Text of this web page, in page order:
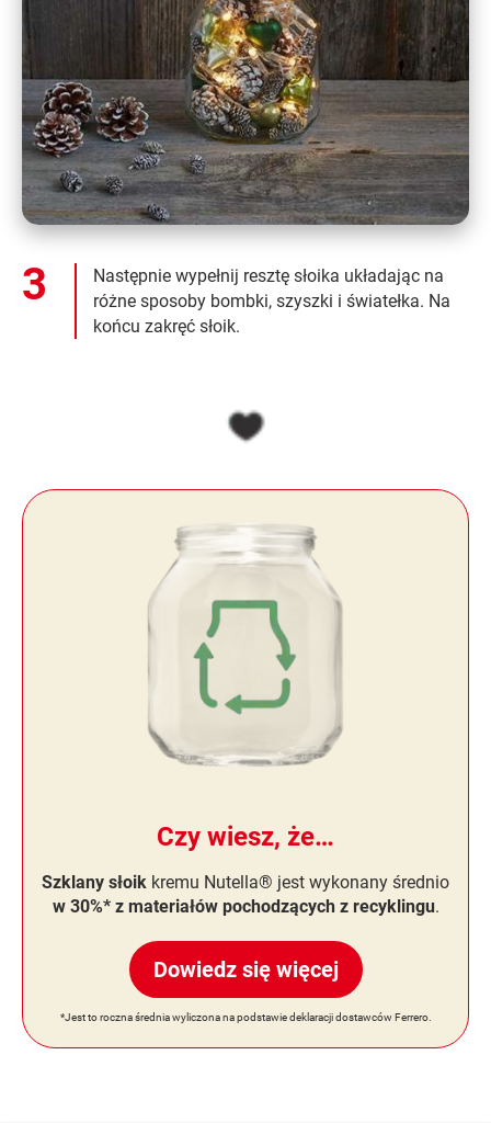
Następnie wypełnij resztę słoika układając na
różne sposoby bombki, szyszki i światełka. Na
końcu zakręć słoik.
Czy wiesz, że…
Szklany słoik kremu Nutella® jest wykonany średnio
w 30%* z materiałów pochodzących z recyklingu.
Dowiedz się więcej
*Jest to roczna średnia wyliczona na podstawie deklaracji dostawców Ferrero.